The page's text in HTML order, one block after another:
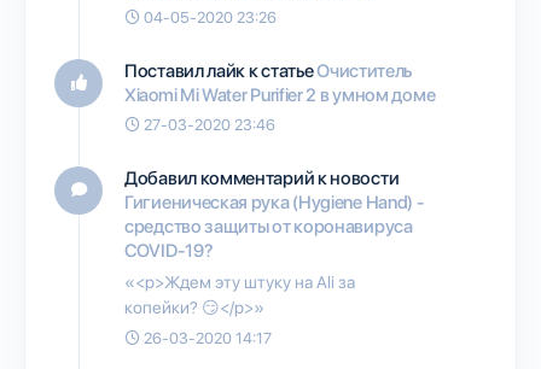
04-05-2020 23:26
Поставил лайк к статьеОчиститель
Xiaomi Mi Water Purifier 2 в умном доме
27-03-2020 23:46
Добавил комментарий к новости
Гигиеническая рука (Hygiene Hand) -
средство защиты от коронавируса
COVID-19?
«<p>Ждем эту штуку на Ali за
копейки? 😏</p>»
26-03-2020 14:17